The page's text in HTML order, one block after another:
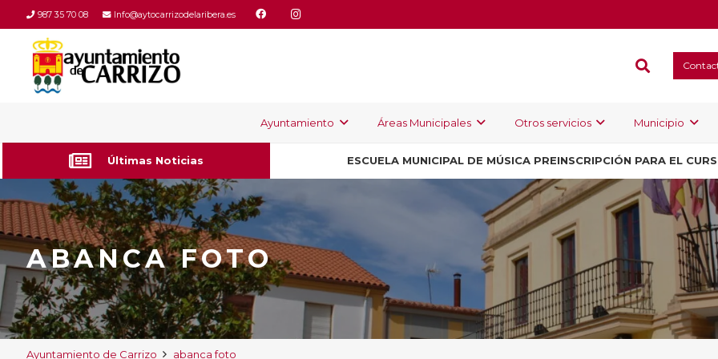
987 35 70 08 Info@aytocarrizodelaribera.es
Ayuntamiento Áreas Municipales Otros servicios Municipio
Últimas Noticias ESCUELA MUNICIPAL DE MÚSICA PREINSCRIPCIÓN PARA EL
ABANCA FOTO
Ayuntamiento de Carrizo abanca foto